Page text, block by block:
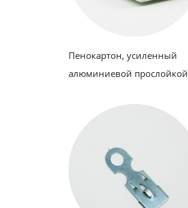
Пенокартон, усиленный
алюминиевой прослойкой